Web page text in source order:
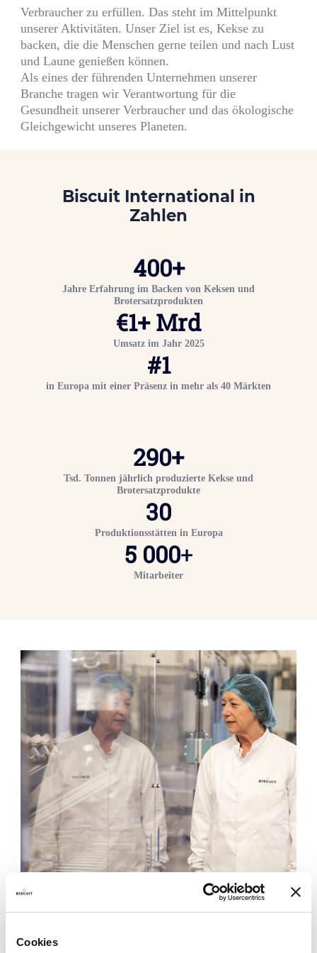
Cookies
Verbraucher zu erfüllen. Das steht im Mittelpunkt
unserer Aktivitäten. Unser Ziel ist es, Kekse zu
backen, die die Menschen gerne teilen und nach Lust
und Laune genießen können.
Als eines der führenden Unternehmen unserer
Branche tragen wir Verantwortung für die
Gesundheit unserer Verbraucher und das ökologische
Gleichgewicht unseres Planeten.
Biscuit International in
Zahlen
400+
Jahre Erfahrung im Backen von Keksen und
Brotersatzprodukten
€1+ Mrd
Umsatz im Jahr 2025
#1
in Europa mit einer Präsenz in mehr als 40 Märkten
290+
Tsd. Tonnen jährlich produzierte Kekse und
Brotersatzprodukte
30
Produktionsstätten in Europa
5 000+
Mitarbeiter